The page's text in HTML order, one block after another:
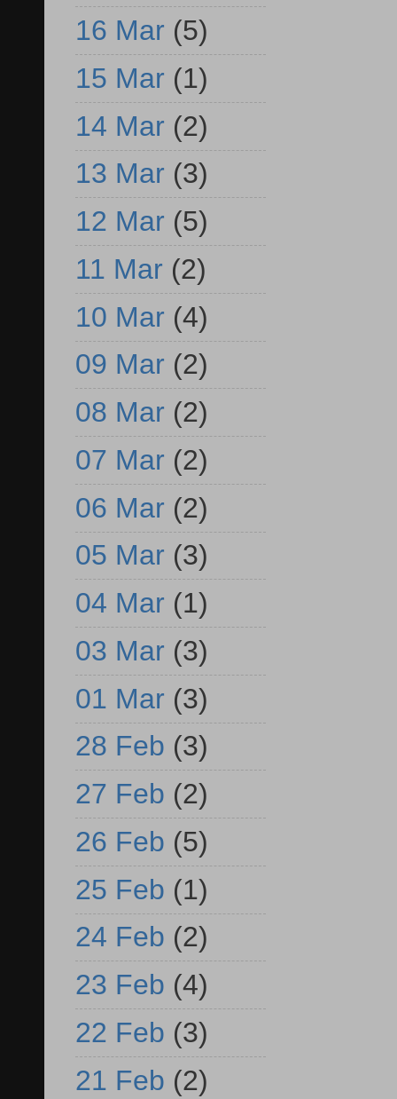
16 Mar (5)
15 Mar (1)
14 Mar (2)
13 Mar (3)
12 Mar (5)
11 Mar (2)
10 Mar (4)
09 Mar (2)
08 Mar (2)
07 Mar (2)
06 Mar (2)
05 Mar (3)
04 Mar (1)
03 Mar (3)
01 Mar (3)
28 Feb (3)
27 Feb (2)
26 Feb (5)
25 Feb (1)
24 Feb (2)
23 Feb (4)
22 Feb (3)
21 Feb (2)